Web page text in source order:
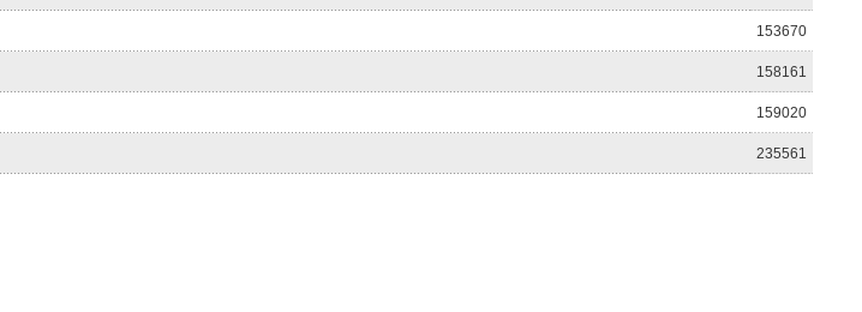
153670
158161
159020
235561